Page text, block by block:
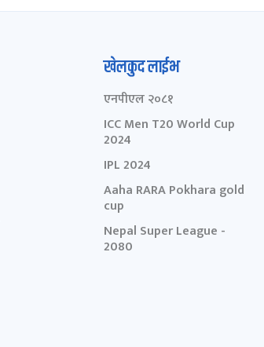
खेलकुद लाईभ
एनपीएल २०८१
ICC Men T20 World Cup
2024
IPL 2024
Aaha RARA Pokhara gold
cup
Nepal Super League -
2080